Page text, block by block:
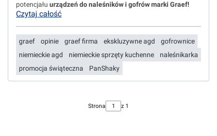
potencjału urządzeń do naleśników i gofrów marki Graef!
Czytaj całość
graef opinie graef firma ekskluzywne agd
gofrownice
niemieckie agd
niemieckie sprzęty kuchenne
naleśnikarka
promocja świąteczna
PanShaky
Strona z 1